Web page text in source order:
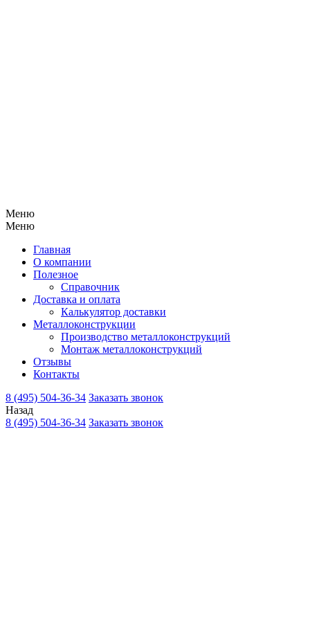
Меню
Меню
Главная
О компании
Полезное
Справочник
Доставка и оплата
Калькулятор доставки
Металлоконструкции
Производство металлоконструкций
Монтаж металлоконструкций
Отзывы
Контакты
8 (495) 504-36-34 Заказать звонок
Назад
8 (495) 504-36-34 Заказать звонок